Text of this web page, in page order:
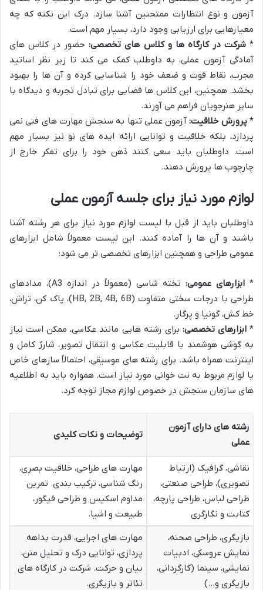
آزمون و نوع انتظارات ممتحنین آشنا سازد. درک این نکته که چه
معیارهایی برای ارزیابی وجود دارد، بسیار مهم است.
*شرکت در کارگاه ها و کلاس های تخصصی:حضور در کلاس های
آمادگی آزمون عملی، به داوطلب کمک می کند تا زیر نظر اساتید
مجرب، نقاط قوت و ضعف خود را شناسایی کرده و آن ها را بهبود
بخشد. همچنین، این کلاس ها فضایی برای تبادل تجربه و دیدگاه با
سایر هنرجویان فراهم می آورند.
*پرورش خلاقیت:آزمون عملی تنها به سنجش مهارت های فنی نمی
پردازد، بلکه خلاقیت و توانایی ارائه ایده های نو نیز بسیار مهم
است. داوطلبان باید سعی کنند ذهن خود را برای تفکر خارج از
چارچوب ها پرورش دهند.
لوازم مورد نیاز برای جلسه آزمون عملی
داوطلبان باید از قبل با لیست لوازم مورد نیاز برای هر رشته آشنا
باشند و آن ها را آماده کنند. این لیست معمولاً شامل ابزارهای
عمومی طراحی و همچنین ابزارهای تخصصی تر می شود:
* ابزارهای عمومی:
تخته شاسی (معمولاً در اندازه A3)، مدادهای
طراحی با درجات سختی متفاوت (HB, 2B, 4B, 6B)، پاک کن، تراش،
خط کش، گونیا و پرگار.
*ابزارهای تخصصی: برای رشته هایی مانند عکاسی، ممکن است نیاز
به گوشی هوشمند با قابلیت عکاسی و انتقال تصویر، شارژ کامل و
اینترنت همراه باشد. برای رشته های موسیقی، احتمالاً سازهای خاص
یا لوازم مربوط به نت خوانی مورد نیاز است. همواره باید به اطلاعیه
های سازمان سنجش در خصوص لوازم مجاز توجه کرد.
رشته های دارای آزمون
عملی
توضیحات و نکات کلیدی
نقاشی، گرافیک (ارتباط
تصویری)، طراحی صنعتی،
طراحی لباس، طراحی پارچه،
کتابت و نگارگری
مهارت های طراحی، خلاقیت بصری،
رنگ شناسی، ترکیب بندی. تمرین
مداوم اسکیس و طراحی فیگور،
طبیعت و اشیا.
بازیگری، طراحی صحنه،
نمایش عروسکی، ادبیات
نمایشی، سینما (کارگردانی،
بازیگری و…)
مهارت های اجرایی، قدرت بداهه
پردازی، توانایی درک و تحلیل متن،
بیان و حرکت. شرکت در کارگاه های
تئاتر و بازیگری.